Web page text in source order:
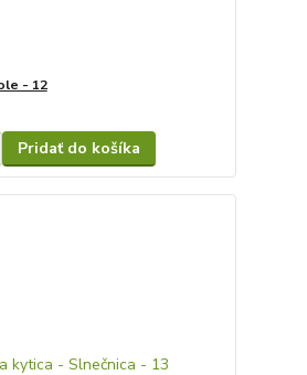
- 12
Pridať do košíka